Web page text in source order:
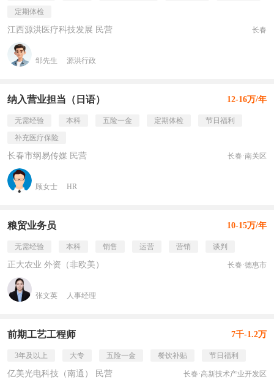
定期体检
江西源洪医疗科技发展 民营 长春
邹先生 源洪行政
纳入营业担当（日语） 12-16万/年
无需经验 本科 五险一金 定期体检
节日福利
补充医疗保险
长春市纲易传媒 民营 长春·南关区
顾女士 HR
粮贸业务员 10-15万/年
无需经验 本科 销售 运营 营销 谈判
正大农业 外资（非欧美） 长春·德惠市
张文英 人事经理
前期工艺工程师 7千-1.2万
3年及以上 大专 五险一金 餐饮补贴 节日福利
亿美光电科技（南通） 民营 长春·高新技术产业开发区